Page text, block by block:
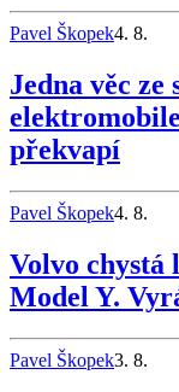
Pavel Škopek4. 8.
Jedna věc ze
překvapí
Pavel Škopek4. 8.
Volvo chystá
Model Y.
Pavel Škopek3. 8.